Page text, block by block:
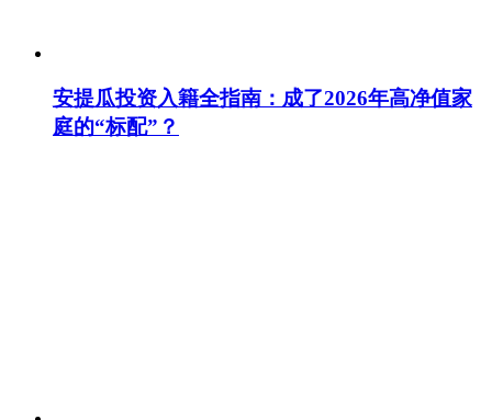
安提瓜投资入籍全指南：成了2026年高净值家
庭的“标配”？